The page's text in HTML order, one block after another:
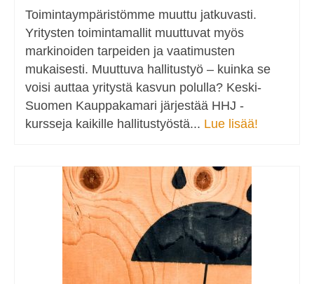
Toimintaympäristömme muuttu jatkuvasti.
Yritysten toimintamallit muuttuvat myös
markinoiden tarpeiden ja vaatimusten
mukaisesti. Muuttuva hallitustyö – kuinka se
voisi auttaa yritystä kasvun polulla? Keski-
Suomen Kauppakamari järjestää HHJ -
kursseja kaikille hallitustyöstä... Lue lisää!